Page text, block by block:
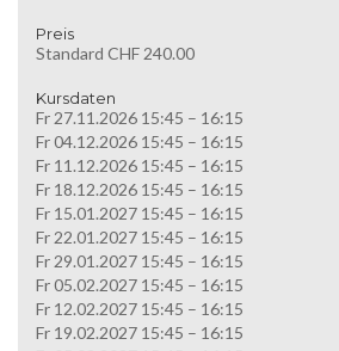
Preis
Standard CHF 240.00
Kursdaten
Fr 27.11.2026 15:45 – 16:15
Fr 04.12.2026 15:45 – 16:15
Fr 11.12.2026 15:45 – 16:15
Fr 18.12.2026 15:45 – 16:15
Fr 15.01.2027 15:45 – 16:15
Fr 22.01.2027 15:45 – 16:15
Fr 29.01.2027 15:45 – 16:15
Fr 05.02.2027 15:45 – 16:15
Fr 12.02.2027 15:45 – 16:15
Fr 19.02.2027 15:45 – 16:15